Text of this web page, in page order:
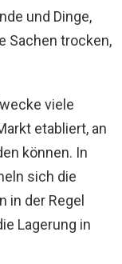
und Dinge,
Sachen trocken,
viele
etabliert, an
können. In
sich die
in der Regel
Lagerung in